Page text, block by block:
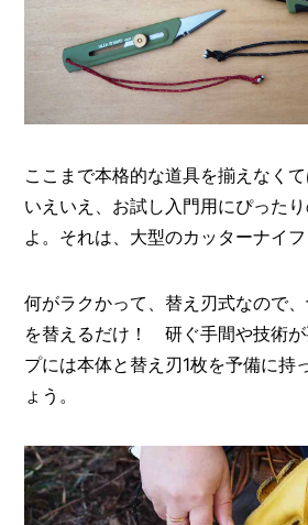
ここまで本格的な道具を揃えなく
いえいえ、お試し入門用にぴった
よ。それは、大型のカッターナイフ
何がラクかって、替え刃式なので
を替えるだけ！ 研ぐ手間や技術
プには本体と替え刃1枚を予備に持
ょう。